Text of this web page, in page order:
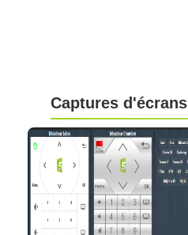
Captures d'écrans